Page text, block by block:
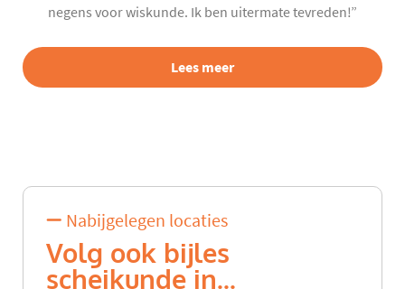
negens voor wiskunde. Ik ben uitermate tevreden!”
Lees meer
Nabijgelegen locaties
Volg ook bijles
scheikunde in...